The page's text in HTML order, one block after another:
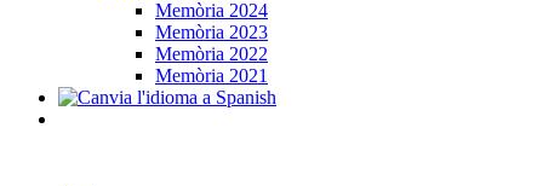
Memòria 2024
Memòria 2023
Memòria 2022
Memòria 2021